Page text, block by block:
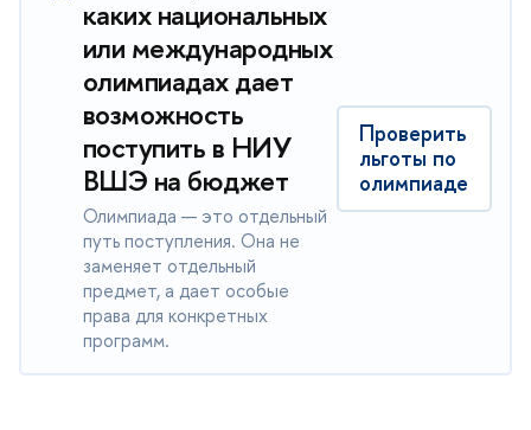
каких национальных
или международных
олимпиадах дает
возможность
поступить в НИУ
ВШЭ на бюджет
Олимпиада — это отдельный
путь поступления. Она не
заменяет отдельный
предмет, а дает особые
права для конкретных
программ.
Проверить
льготы по
олимпиаде